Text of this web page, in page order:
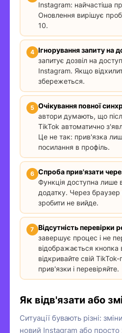
Instagram: найчастіша
Оновлення вирішує
10.
Ігнорування запиту на
запитує дозвіл на
Instagram. Якщо
збережеться.
Очікування повної
автори думають, що
TikTok автоматично
Це не так: прив'язка
посилання в профіль.
Спроба прив'язати
Функція доступна лише
додатку. Через
зробити не вийде.
Відсутність перевірки
завершує процес і не
відображається кнопка
відкривайте свій TikTok-
прив'язки і перевіряйте.
Як відв'язати або
Ситуації бувають різні:
новий Instagram або